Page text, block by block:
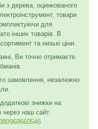
з дерева, оцинкованого
товари
для
інших товарів. В
та низькі ціни.
Ви точно отримаєте
замовлення, незалежно
знижки на
через наш сайт